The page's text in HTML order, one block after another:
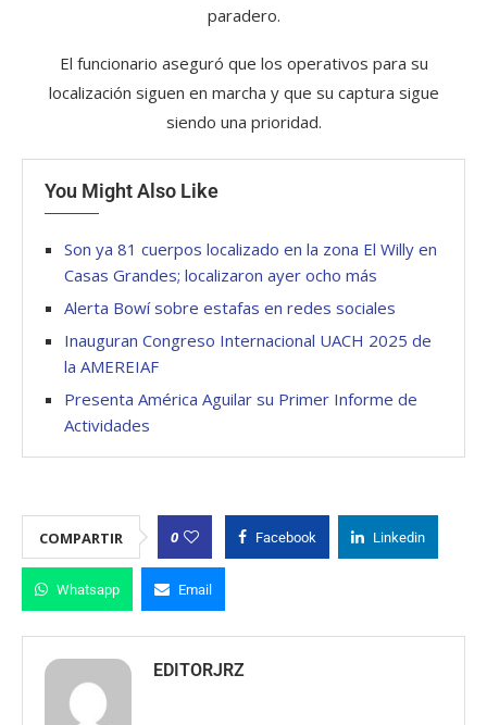
paradero.
El funcionario aseguró que los operativos para su
localización siguen en marcha y que su captura sigue
siendo una prioridad.
You Might Also Like
Son ya 81 cuerpos localizado en la zona El Willy en
Casas Grandes; localizaron ayer ocho más
Alerta Bowí sobre estafas en redes sociales
Inauguran Congreso Internacional UACH 2025 de
la AMEREIAF
Presenta América Aguilar su Primer Informe de
Actividades
COMPARTIR 0 Facebook Linkedin
Whatsapp Email
EDITORJRZ